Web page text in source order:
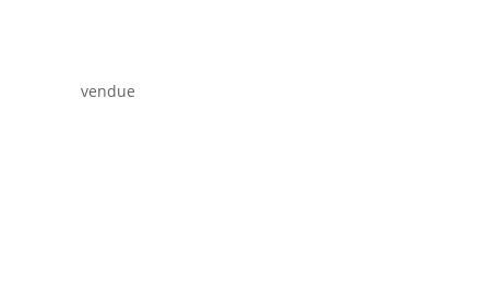
vendue